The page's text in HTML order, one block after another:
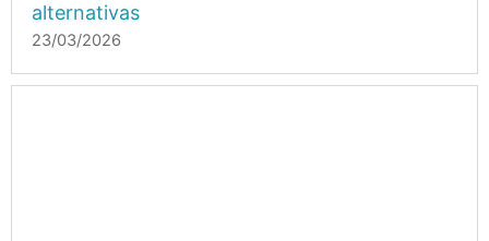
alternativas
23/03/2026